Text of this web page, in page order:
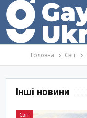
Головна Світ
Інші новини
Світ